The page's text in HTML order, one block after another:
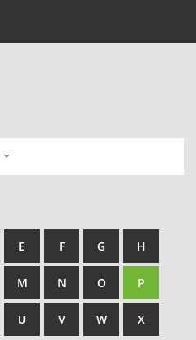
E F G H
M N O P
U V W X